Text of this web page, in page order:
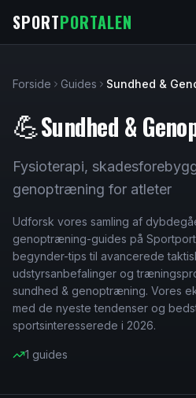
SPORTPORTALEN
Forside Guides Sundhed &
💪Sundhed &
Fysioterapi,
genoptræning for atleter
Udforsk vores samling af
genoptræning-guides på
begynder-tips til avancerede
udstyrsanbefalinger og
sundhed & genoptræning. Vores
med de nyeste tendenser og
sportsinteresserede i 2026.
1 guides